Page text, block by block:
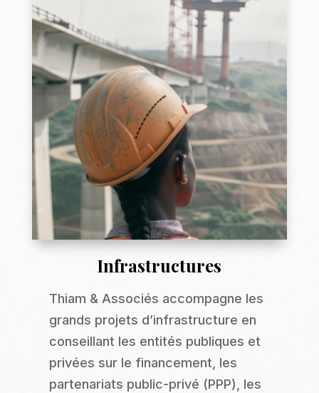
Infrastructures
Thiam & Associés accompagne les
grands projets d’infrastructure en
conseillant les entités publiques et
privées sur le financement, les
partenariats public-privé (PPP), les